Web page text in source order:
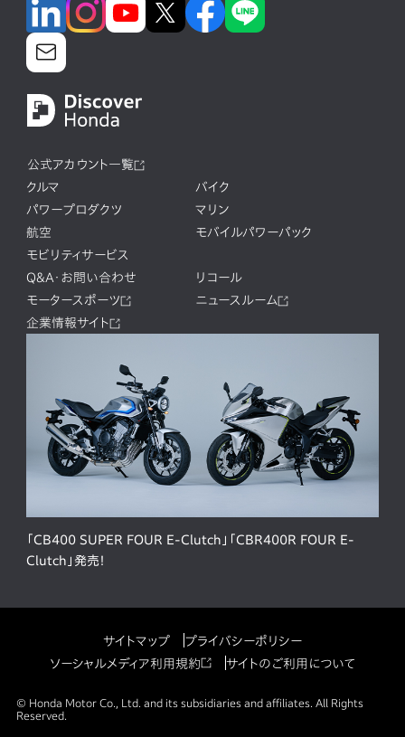
公式アカウント一覧
クルマ
バイク
パワープロダクツ
マリン
航空
モバイルパワーパック
モビリティサービス
Q&A・お問い合わせ
リコール
モータースポーツ
ニュースルーム
企業情報サイト
「CB400 SUPER FOUR E-Clutch」「CBR400R FOUR E-
Clutch」発売！
サイトマップ
プライバシーポリシー
ソーシャルメディア利用規約
サイトのご利用について
© Honda Motor Co., Ltd. and its subsidiaries and affiliates. All Rights
Reserved.